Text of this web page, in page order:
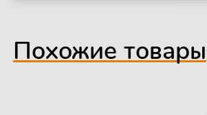
Похожие товары